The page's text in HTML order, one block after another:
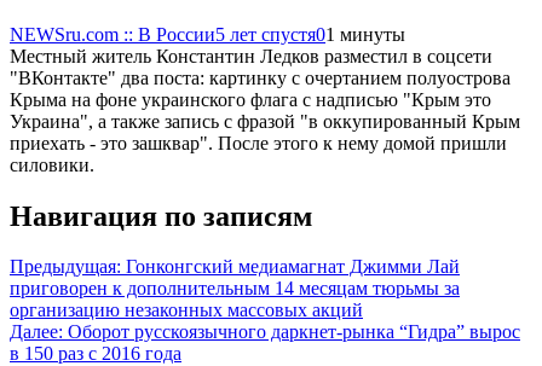
NEWSru.com :: В России5 лет спустя01 минуты
Местный житель Константин Ледков разместил в соцсети
"ВКонтакте" два поста: картинку с очертанием полуострова
Крыма на фоне украинского флага с надписью "Крым это
Украина", а также запись с фразой "в оккупированный Крым
приехать - это зашквар". После этого к нему домой пришли
силовики.
Навигация по записям
Предыдущая: Гонконгский медиамагнат Джимми Лай
приговорен к дополнительным 14 месяцам тюрьмы за
организацию незаконных массовых акций
Далее: Оборот русскоязычного даркнет-рынка “Гидра” вырос
в 150 раз с 2016 года